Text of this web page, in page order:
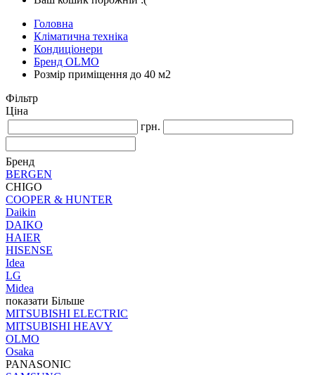
Головна
Кліматична техніка
Кондиціонери
Бренд OLMO
Розмір приміщення до 40 м2
Фільтр
Ціна
грн.
Бренд
BERGEN
CHIGO
COOPER & HUNTER
Daikin
DAIKO
HAIER
HISENSE
Idea
LG
Midea
показати Більше
MITSUBISHI ELECTRIC
MITSUBISHI HEAVY
OLMO
Osaka
PANASONIC